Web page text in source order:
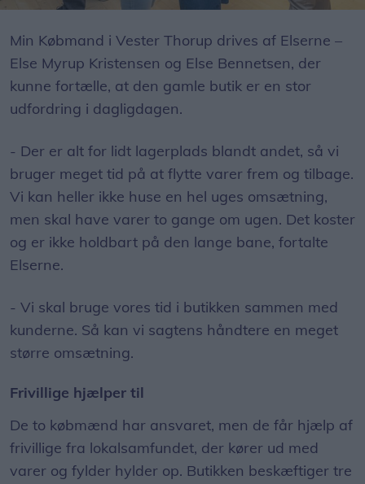
Min Købmand i Vester Thorup drives af Elserne –
Else Myrup Kristensen og Else Bennetsen, der
kunne fortælle, at den gamle butik er en stor
udfordring i dagligdagen.
- Der er alt for lidt lagerplads blandt andet, så vi
bruger meget tid på at flytte varer frem og tilbage.
Vi kan heller ikke huse en hel uges omsætning,
men skal have varer to gange om ugen. Det koster
og er ikke holdbart på den lange bane, fortalte
Elserne.
- Vi skal bruge vores tid i butikken sammen med
kunderne. Så kan vi sagtens håndtere en meget
større omsætning.
Frivillige hjælper til
De to købmænd har ansvaret, men de får hjælp af
frivillige fra lokalsamfundet, der kører ud med
varer og fylder hylder op. Butikken beskæftiger tre